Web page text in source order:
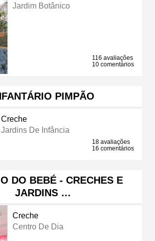
Jardim Botânico
116 avaliações
10 comentários
PIMPÃO
Creche
Jardins De Infância
18 avaliações
16 comentários
DO BEBÉ - CRECHES E
JARDINS …
Creche
Centro De Dia